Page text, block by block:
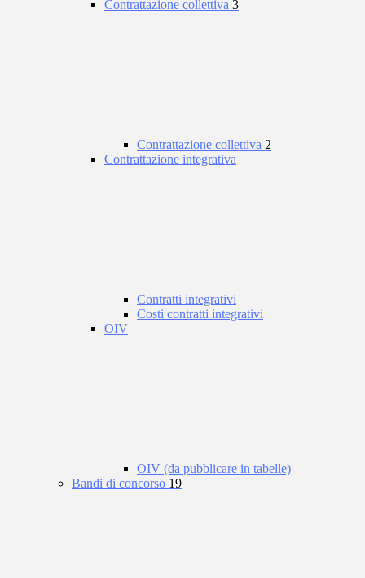
Contrattazione collettiva 3
Contrattazione collettiva 2
Contrattazione integrativa
Contratti integrativi
Costi contratti integrativi
OIV
OIV (da pubblicare in tabelle)
Bandi di concorso 19